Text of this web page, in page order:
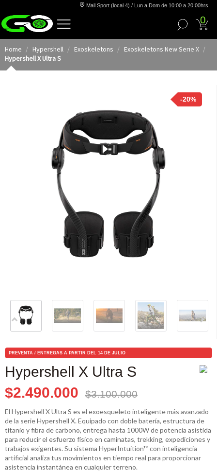
Mall Sport (local 4) / Lun a Dom de 10:00 a 20:00hrs
0
Home Hypershell Exoskeletons
Exoskeletons New Serie X
Hypershell X Ultra S
-20%
PREVENTA / ENTREGAS A PARTIR DEL 14 DE JULIO
Hypershell X Ultra S
$2.490.000
$3.100.000
El Hypershell X Ultra S es el exoesqueleto inteligente más avanzado
de la serie Hypershell X. Equipado con doble batería, estructura de
titanio y fibra de carbono, entrega hasta 1000W de potencia asistida
para reducir el esfuerzo físico en caminatas, trekking, expediciones y
trabajos exigentes. Su sistema HyperIntuition™ con inteligencia
artificial analiza tus movimientos en tiempo real para proporcionar
asistencia instantánea en cualquier terreno.